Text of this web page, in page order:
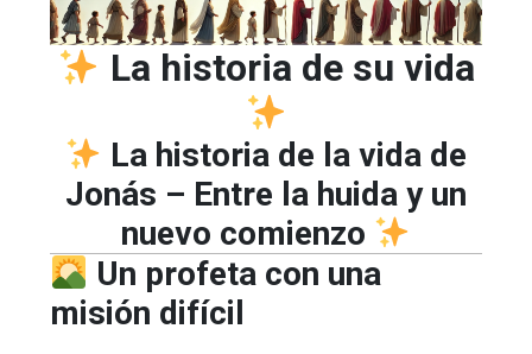
La historia de su vida
La historia de la vida de
Jonás – Entre la huida y un
nuevo comienzo
Un profeta con una
misión difícil